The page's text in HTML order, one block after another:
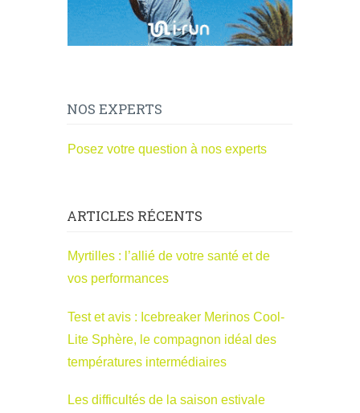
NOS EXPERTS
Posez votre question à nos experts
ARTICLES RÉCENTS
Myrtilles : l’allié de votre santé et de
vos performances
Test et avis : Icebreaker Merinos Cool-
Lite Sphère, le compagnon idéal des
températures intermédiaires
Les difficultés de la saison estivale